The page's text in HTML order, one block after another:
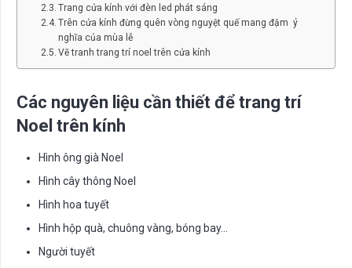
Trang cửa kính với đèn led phát sáng
Trên cửa kính đừng quên vòng nguyệt quế mang đậm ý
nghĩa của mùa lễ
Vẽ tranh trang trí noel trên cửa kính
Các nguyên liệu cần thiết để trang trí
Noel trên kính
Hình ông già Noel
Hình cây thông Noel
Hình hoa tuyết
Hình hộp quà, chuông vàng, bóng bay…
Người tuyết